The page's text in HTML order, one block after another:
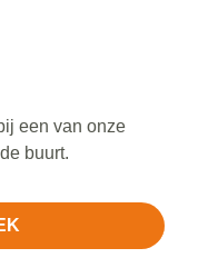
een van onze
buurt.